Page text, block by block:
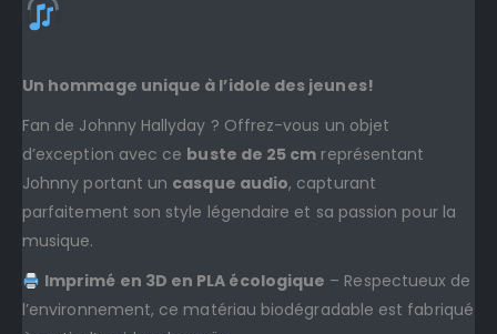
Un hommage unique à l’idole des jeunes!
Fan de Johnny Hallyday ? Offrez-vous un objet
d’exception avec ce buste de 25 cm représentant
Johnny portant un casque audio, capturant
parfaitement son style légendaire et sa passion pour la
musique.
Imprimé en 3D en PLA écologique – Respectueux de
l’environnement, ce matériau biodégradable est fabriqué